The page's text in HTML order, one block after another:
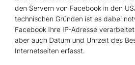
den Servern von Facebook in den
technischen Gründen ist es dabei
Facebook Ihre IP-Adresse
aber auch Datum und Uhrzeit des
Internetseiten erfasst.